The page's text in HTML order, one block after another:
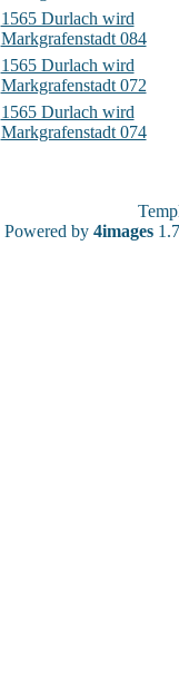
1565 Durlach wird
Markgrafenstadt 084
1565 Durlach wird
Markgrafenstadt 072
1565 Durlach wird
Markgrafenstadt 074
Powered by 4images